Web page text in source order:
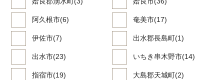
阿久根市(6) 奄美市(17)
伊佐市(7) 出水郡長島町(1)
出水市(23) いちき串木野市(14)
指宿市(19) 大島郡天城町(2)